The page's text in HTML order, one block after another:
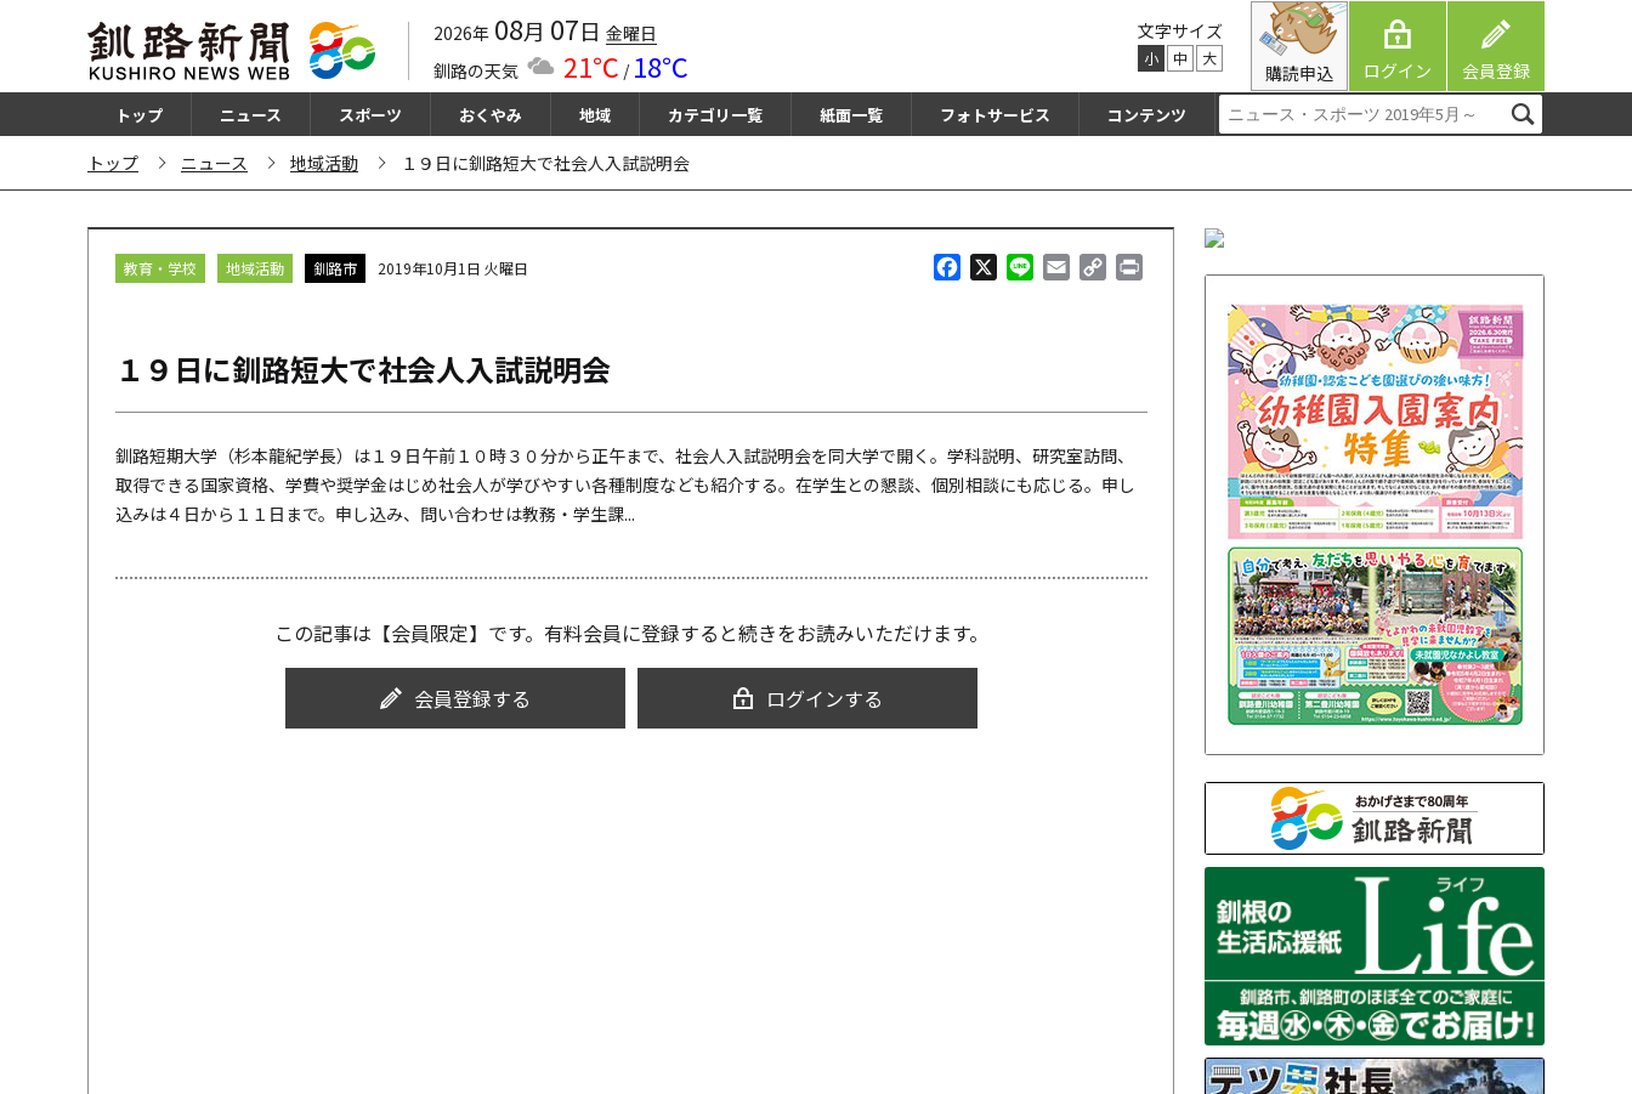
2026年 08月 07日 金曜日
釧路の天気
21℃ / 18℃
文字サイズ
小 中 大
購読申込 ログイン 会員登録
トップ ニュース スポーツ おくやみ 地域 カテゴリ一覧 紙面一覧 フォトサービス コンテンツ
トップ ニュース 地域活動 １９日に釧路短大で社会人入試説明会
k
k
教育・学校 地域活動 釧路市 2019年10月1日 火曜日
１９日に釧路短大で社会人入試説明会
釧路短期大学（杉本龍紀学長）は１９日午前１０時３０分から正午まで、社会人入試説明会を同大学で開く。学科説明、研究室訪問、
取得できる国家資格、学費や奨学金はじめ社会人が学びやすい各種制度なども紹介する。在学生との懇談、個別相談にも応じる。申し
込みは４日から１１日まで。申し込み、問い合わせは教務・学生課...
この記事は【会員限定】です。有料会員に登録すると続きをお読みいただけます。
会員登録する ログインする